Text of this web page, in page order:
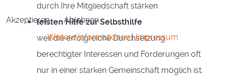
durch Ihre Mitgliedschaft stärken
leisten Hilfe zur Selbsthilfe
weil die erfolgreiche Durchsetzung
berechtigter Interessen und Forderungen oft
nur in einer starken Gemeinschaft möglich ist.
Akzeptieren
Ablehnen
Weitere Informationen|Impressum